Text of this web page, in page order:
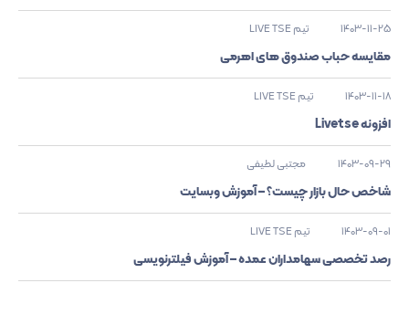
1403-11-25 تیم LIVE TSE
مقایسه حباب صندوق های اهرمی
1403-11-18 تیم LIVE TSE
افزونه Livetse
1403-09-29 مجتبی لطیفی
شاخص حال بازار چیست؟ – آموزش وبسایت
1403-09-01 تیم LIVE TSE
رصد تخصصی سهامداران عمده – آموزش فیلترنویسی